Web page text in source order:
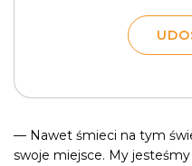
— Nawet śmieci na tym
swoje miejsce. My